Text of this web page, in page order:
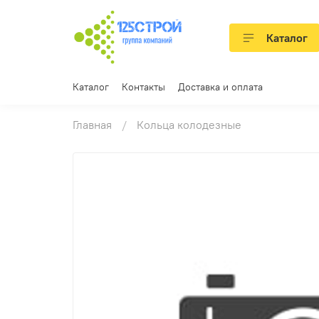
Каталог
Каталог Контакты Доставка и оплата
Главная Кольца колодезные